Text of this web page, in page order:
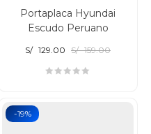
Portaplaca Hyundai
Escudo Peruano
S/ 159.00
S/ 129.00
-19%